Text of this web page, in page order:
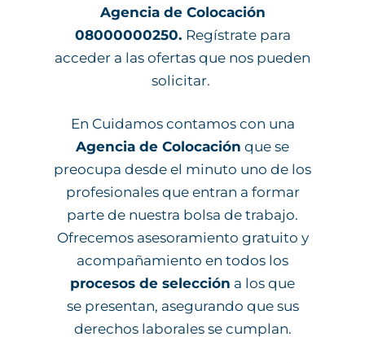
Agencia de Colocación
08000000250. Regístrate para
acceder a las ofertas que nos pueden
solicitar.
En Cuidamos contamos con una
Agencia de Colocación que se
preocupa desde el minuto uno de los
profesionales que entran a formar
parte de nuestra bolsa de trabajo.
Ofrecemos asesoramiento gratuito y
acompañamiento en todos los
procesos de selección a los que
se presentan, asegurando que sus
derechos laborales se cumplan.